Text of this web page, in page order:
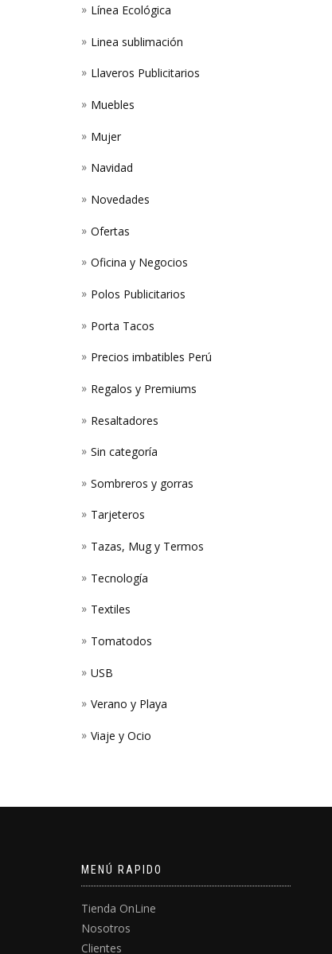
Línea Ecológica
Linea sublimación
Llaveros Publicitarios
Muebles
Mujer
Navidad
Novedades
Ofertas
Oficina y Negocios
Polos Publicitarios
Porta Tacos
Precios imbatibles Perú
Regalos y Premiums
Resaltadores
Sin categoría
Sombreros y gorras
Tarjeteros
Tazas, Mug y Termos
Tecnología
Textiles
Tomatodos
USB
Verano y Playa
Viaje y Ocio
MENÚ RAPIDO
Tienda OnLine
Nosotros
Clientes